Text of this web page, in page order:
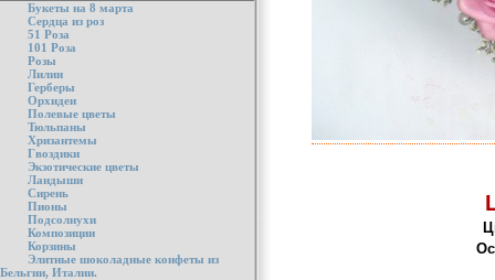
Букеты на 8 марта
Сердца из роз
51 Роза
101 Роза
Розы
Лилии
Герберы
Орхидеи
Полевые цветы
Тюльпаны
Хризантемы
Гвоздики
Экзотические цветы
Ландыши
Сирень
Пионы
Подсолнухи
Композиции
Корзины
Элитные шоколадные конфеты из
Бельгии, Италии.